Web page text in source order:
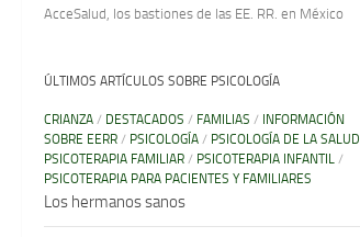
AcceSalud, los bastiones de las EE. RR. en México
ÚLTIMOS ARTÍCULOS SOBRE PSICOLOGÍA
CRIANZA / DESTACADOS / FAMILIAS / INFORMACIÓN
SOBRE EERR / PSICOLOGÍA / PSICOLOGÍA DE LA SALUD
PSICOTERAPIA FAMILIAR / PSICOTERAPIA INFANTIL /
PSICOTERAPIA PARA PACIENTES Y FAMILIARES
Los hermanos sanos